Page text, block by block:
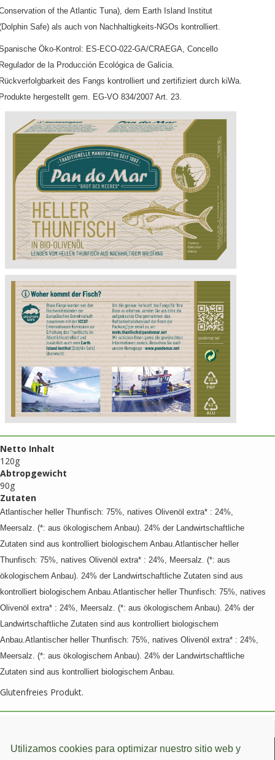
Utilizamos cookies para optimizar nuestro sitio web y
of the Atlantic Tuna), dem Earth Island Institut
Safe) als auch von Nachhaltigkeits-NGOs kontrolliert.
Öko-Kontrol: ES-ECO-022-GA/CRAEGA, Concello
de la Producción Ecológica de Galicia.
des Fangs kontrolliert und zertifiziert durch kiWa.
hergestellt gem. EG-VO 834/2007 Art. 23.
Netto Inhalt
120g
Abtropgewicht
90g
Zutaten
Atlantischer heller Thunfisch: 75%, natives Olivenöl extra* : 24%,
Meersalz. (*: aus ökologischem Anbau). 24% der Landwirtschaftliche
Zutaten sind aus kontrolliert biologischem Anbau.Atlantischer heller
Thunfisch: 75%, natives Olivenöl extra* : 24%, Meersalz. (*: aus
ökologischem Anbau). 24% der Landwirtschaftliche Zutaten sind aus
kontrolliert biologischem Anbau.Atlantischer heller Thunfisch: 75%, natives
Olivenöl extra* : 24%, Meersalz. (*: aus ökologischem Anbau). 24% der
Landwirtschaftliche Zutaten sind aus kontrolliert biologischem
Anbau.Atlantischer heller Thunfisch: 75%, natives Olivenöl extra* : 24%,
Meersalz. (*: aus ökologischem Anbau). 24% der Landwirtschaftliche
Zutaten sind aus kontrolliert biologischem Anbau.
Glutenfreies Produkt.